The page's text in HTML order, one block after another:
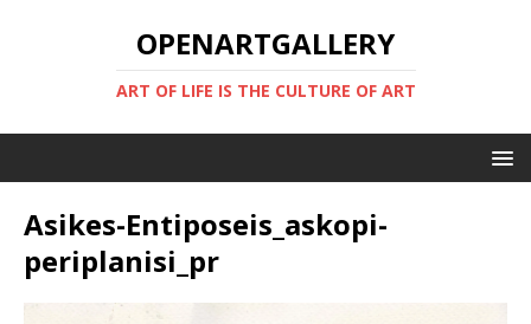
OPENARTGALLERY
ART OF LIFE IS THE CULTURE OF ART
Asikes-Entiposeis_askopi-
periplanisi_pr